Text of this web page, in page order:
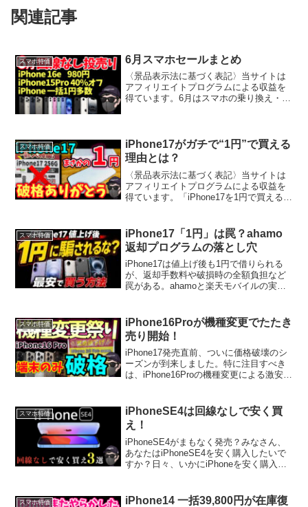
関連記事
スマホ特価 6月スマホセールまとめ
〈景品表示法に基づく表記〉当サイトは
アフィリエイトプログラムによる収益を
得ています。6月はスマホの乗り換え・購
が「バグってる」...
スマホ特価
iPhone17がガチで“1円”で買える
理由とは？
〈景品表示法に基づく表記〉当サイトは
アフィリエイトプログラムによる収益を
得ています。「iPhone17を1円で買える」
を対象とした驚愕のキャンペーンが展開
されて...
スマホ特価
iPhone17「1円」は罠？ahamo
返却プログラムの落とし穴
iPhone17は値上げ後も1円で借りられる
が、返却手数料や破損時の全額負担など
罠がある。ahamoと楽天モバイルの実質
スマホ特価
iPhone16Proが機種変更でたたき
売り開始！
iPhone17発売直前、ついに価格破壊のシ
ーズンが到来しました。特に注目すべき
は、iPhone16Proの機種変更による激安キ
しています。iPhone16Proが...
スマホ特価
iPhoneSE4は回線なしで安く買
え！
iPhoneSE4がまもなく発売？みなさん、
あなたはiPhoneSE4を安く購入したいで
すか？日々、いかにiPhoneを安く購入で
間違いない！お任せください。そもそ...
スマホ特価
iPhone14 一括39,800円が在庫復